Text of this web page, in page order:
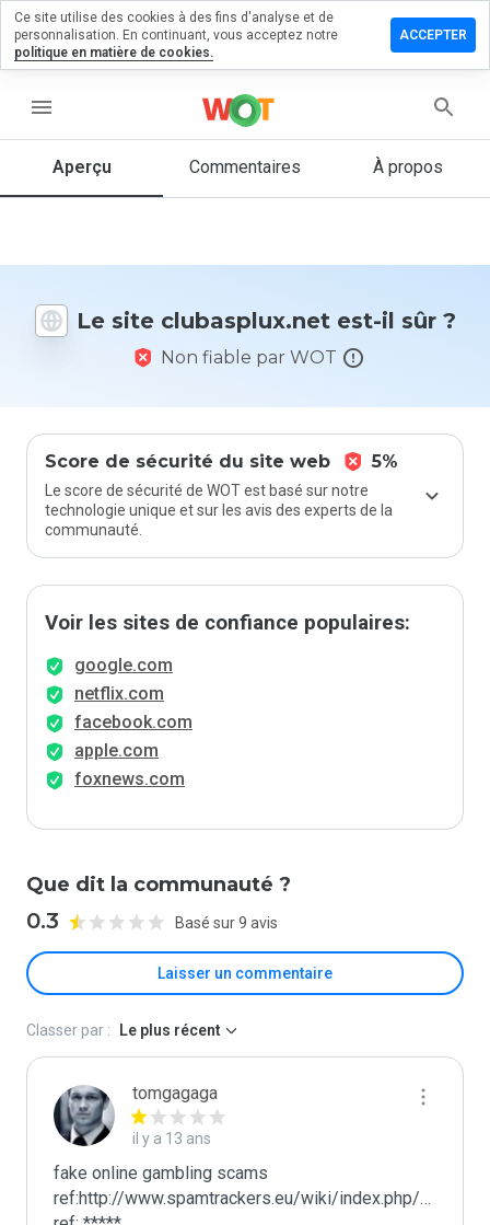
menu
Aperçu Commentaires À propos
Le site clubasplux.net est-il sûr ?
Non fiable par WOT
Score de sécurité du site web 5%
Le score de sécurité de WOT est basé sur notre
technologie unique et sur les avis des experts de la
communauté.
Voir les sites de confiance populaires:
google.com
netflix.com
facebook.com
apple.com
foxnews.com
Que dit la communauté ?
0.3 Basé sur 9 avis
Laisser un commentaire
un
1 et 5
vous à ce
site ?
Classer par : Le plus récent
tomgagaga
il y a 13 ans
fake online gambling scams
ref:http://www.spamtrackers.eu/wiki/index.php/
Ce site utilise des cookies à des fins d'analyse et de
personnalisation. En continuant, vous acceptez notre
politique en matière de cookies.
ACCEPTER